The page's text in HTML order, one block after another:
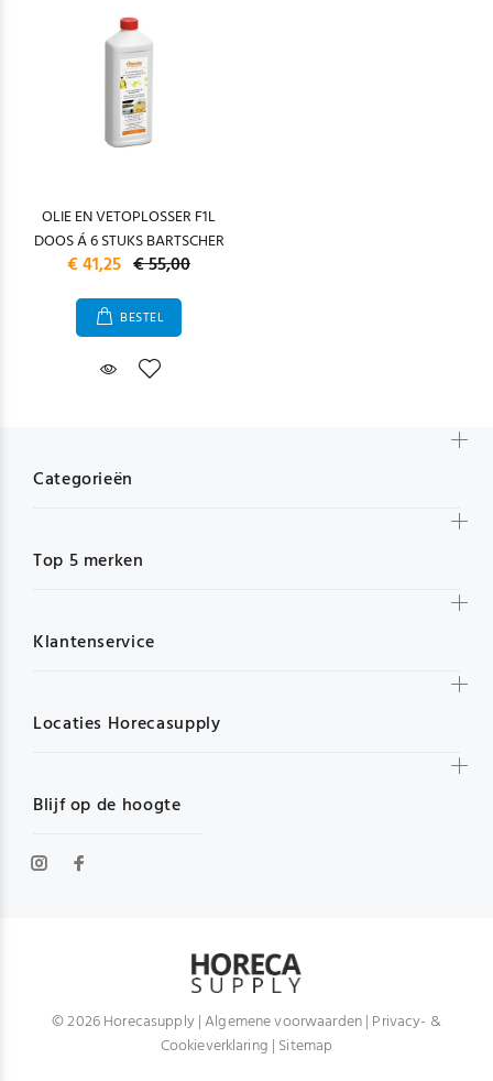
OLIE EN VETOPLOSSER F1L
DOOS Á 6 STUKS BARTSCHER
€ 41,25 € 55,00
BESTEL
Blijf op de hoogte
Categorieën
Top 5 merken
Klantenservice
Locaties Horecasupply
© 2026 Horecasupply |Algemene voorwaarden| Privacy- &
Cookieverklaring | Sitemap